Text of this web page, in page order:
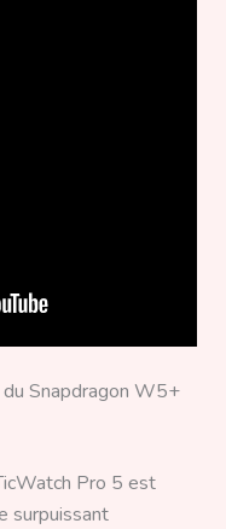
Snapdragon W5+
Pro 5 est
surpuissant